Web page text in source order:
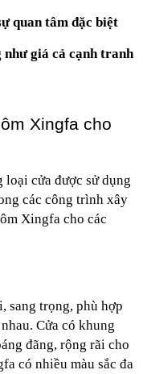
quan tâm đặc biệt
như giá cả cạnh tranh
Xingfa cho
cửa được sử dụng
các công trình xây
Xingfa cho các
sang trọng, phù hợp
Cửa có khung
đãng, rộng rãi cho
có nhiều màu sắc đa